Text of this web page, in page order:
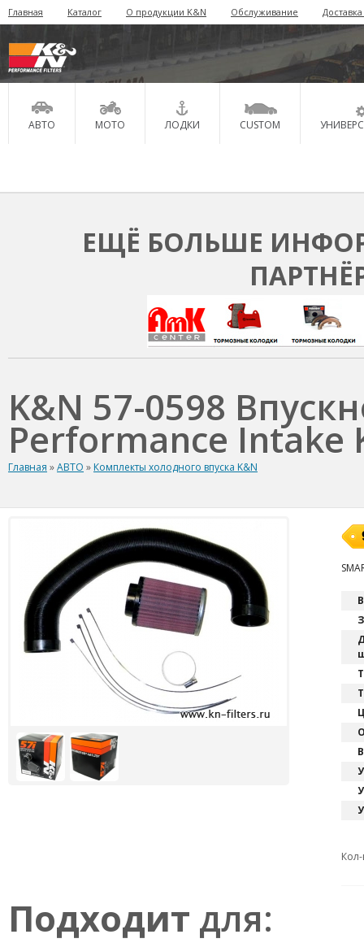
Главная Каталог О продукции K&N Обслуживание
АВТО МОТО ЛОДКИ CUSTOM
ЕЩЁ БОЛЬШЕ
K&N 57-0598
Performance Intake
Главная »АВТО » Комплекты холодного впуска K&N
Подходит для: